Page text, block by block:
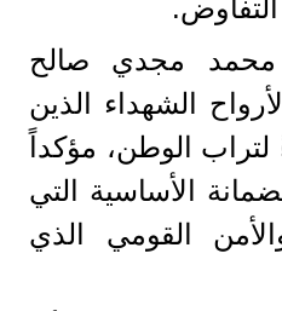
محمد مجدي صالح
الشهداء الذين
لتراب الوطن، مؤكداً
الأساسية التي
القومي الذي